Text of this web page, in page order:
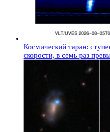
Космический таран:
скорости, в семь раз